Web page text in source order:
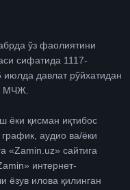
ўз фаолиятини
сифатида 1117-
давлат рўйхатидан
МЧЖ.
ёки қисман иқтибос
аудио ва/ёки
«Zamin.uz» сайтига
интернет-
ёзув илова қилинган